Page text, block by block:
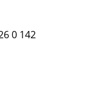
0 142